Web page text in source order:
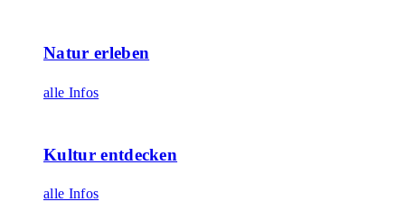
Natur erleben
alle Infos
Kultur entdecken
alle Infos